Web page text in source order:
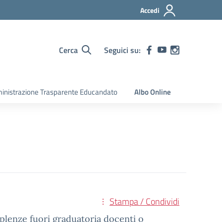
Accedi
Cerca Seguici su:
Trasparente Educandato Albo Online
Stampa / Condividi
fuori graduatoria docenti o